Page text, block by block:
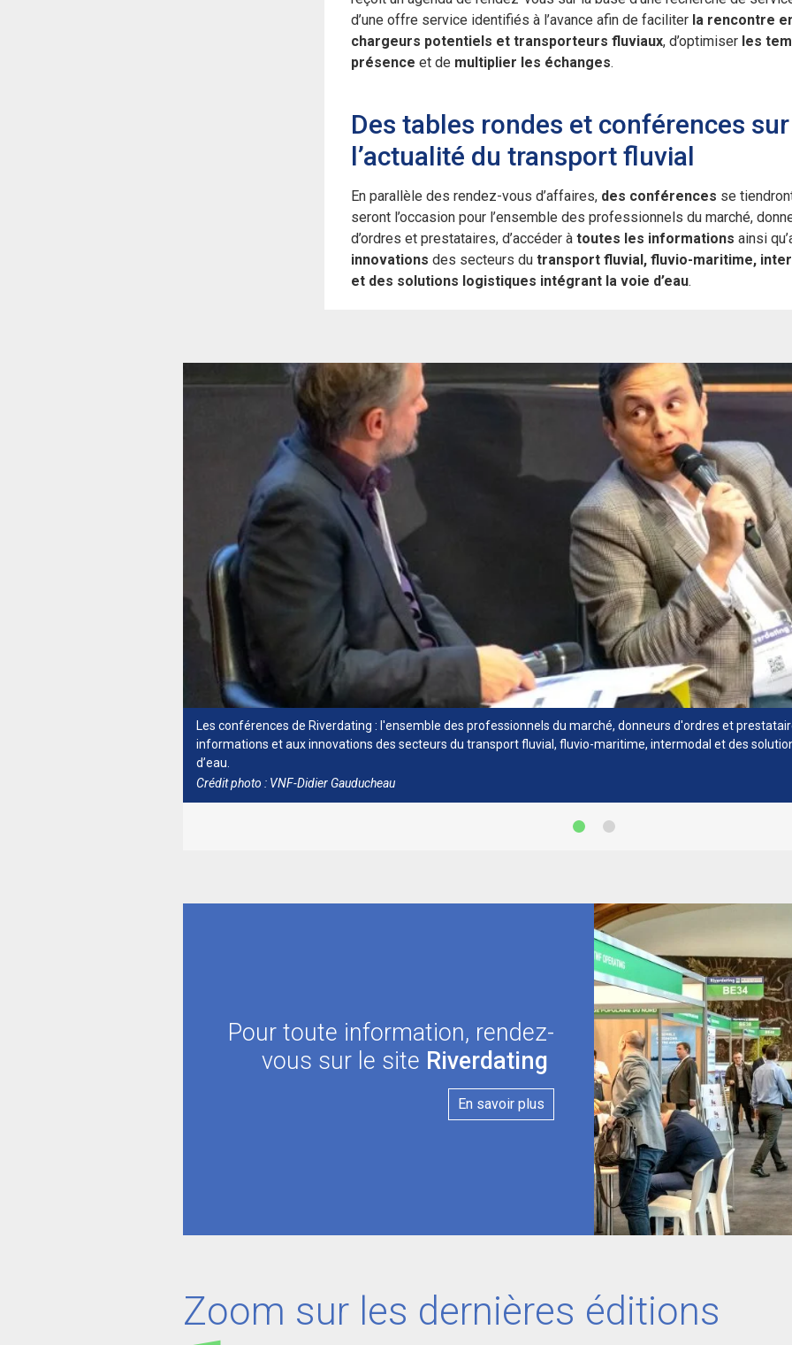
d’une offre service identifiés à l’avance afin de faciliter la rencontre
chargeurs potentiels et transporteurs fluviaux, d’optimiser les
présence et de multiplier les échanges.
Des tables rondes et conférences sur
l’actualité du transport fluvial
En parallèle des rendez-vous d’affaires, des conférences se
seront l’occasion pour l’ensemble des professionnels du marché,
d’ordres et prestataires, d’accéder à toutes les informations ainsi
innovations des secteurs du transport fluvial, fluvio-maritime,
et des solutions logistiques intégrant la voie d’eau.
Les conférences de Riverdating : l'ensemble des professionnels du marché, donneurs d'ordres et
informations et aux innovations des secteurs du transport fluvial, fluvio-maritime, intermodal et des
d’eau.
Crédit photo : VNF-Didier Gauducheau
Pour toute information, rendez-
vous sur le site Riverdating
En savoir plus
Zoom sur les dernières éditions